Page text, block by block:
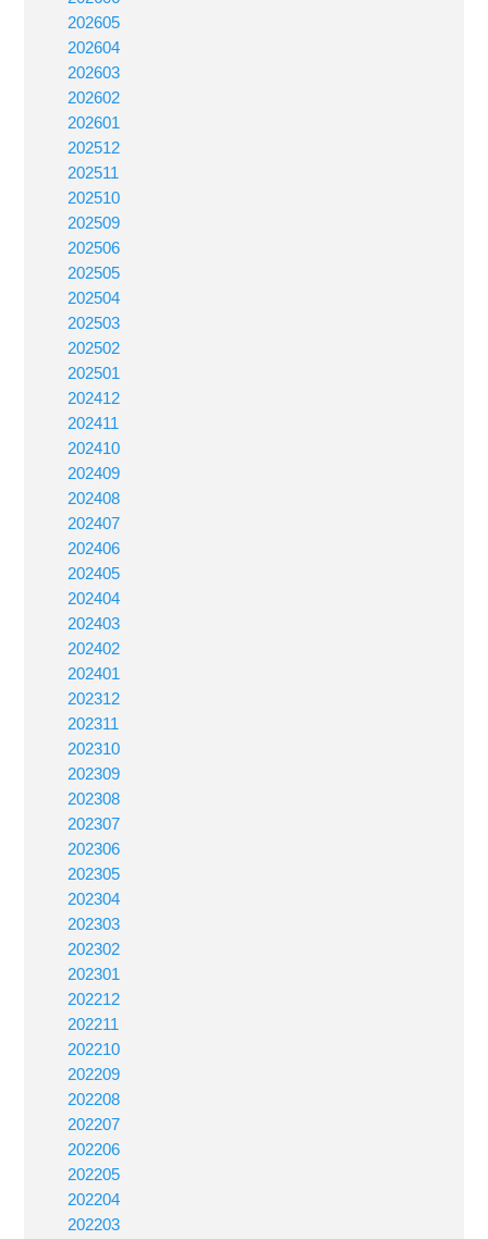
202605
202604
202603
202602
202601
202512
202511
202510
202509
202506
202505
202504
202503
202502
202501
202412
202411
202410
202409
202408
202407
202406
202405
202404
202403
202402
202401
202312
202311
202310
202309
202308
202307
202306
202305
202304
202303
202302
202301
202212
202211
202210
202209
202208
202207
202206
202205
202204
202203